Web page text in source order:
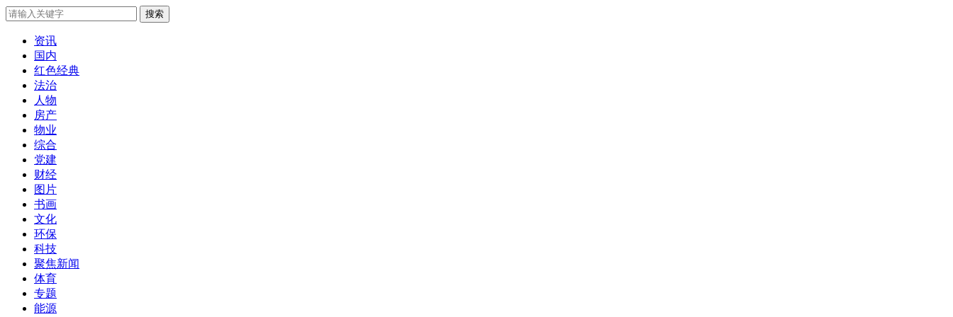
搜索
资讯
国内
红色经典
法治
人物
房产
物业
综合
党建
财经
图片
书画
文化
环保
科技
聚焦新闻
体育
专题
能源